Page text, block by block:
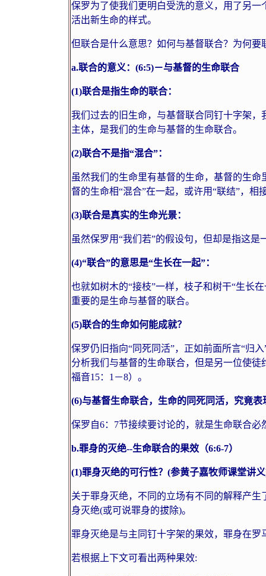
保罗为了使我们更明白受洗的意义，用了另
活出新生命的样式。
但联合是什么意思？如何与基督联合？为何
a.联合的意义： (6:5)－与基督的生命联合
(1)联合是指生命的联合：
我们过去的旧生命，与基督联合同钉十字架
主体，是我们的生命与基督的生命联合。
(2)联合不是指“混合”：
虽然我们的生命里有基督的生命，基督的生
督的生命相“混合”在一起，或许用“联结”，相
(3)联合是真实的生命光景：
虽然保罗用“我们若”的假设句，但却是指这
(4)“联合”的意思是“生长在一起”：
也就如树木的“接枝”一样，枝子和树干“生长
重要的是生命与基督的联合。
(5)联合的生命如何能成就？
保罗仍旧指向“同死同活”，正如前面所言“归
分析我们与基督的生命联合，但是另一位使
福音15： 1 －8）。
(6)与基督生命联合，生命的同死同活，究竟
保罗自6： 7节接续要讨论的，就是生命联合必
b.罪身的灭绝--生命联合的果效（6:6-7）
(1)罪身灭绝的可行性？ (参黄子嘉牧师课堂讲义
关于罪身灭绝，不同的立场有不同的解释产
身灭绝(或可说罪身的拔除)。
罪身灭绝是与主同钉十字架的果效，罪身在罗
若根据上下文可看出两种果效: